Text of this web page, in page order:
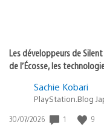
Les développeurs de
de l’Écosse, les
Sachie Kobari
PlayStation.Blog
Date
30/07/2026 1 9